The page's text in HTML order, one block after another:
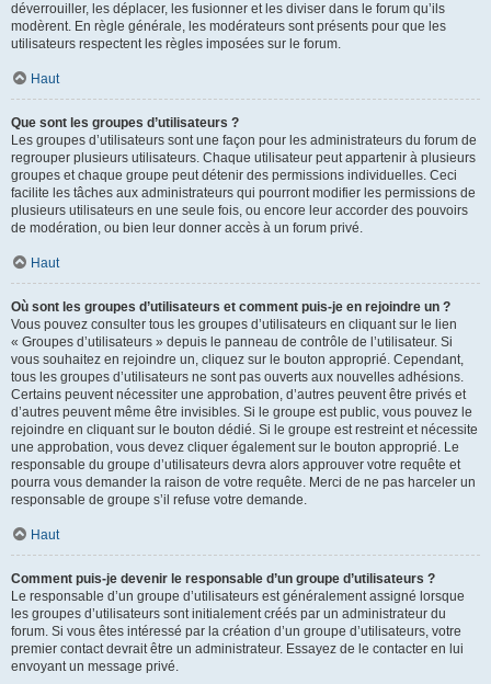
déverrouiller, les déplacer, les fusionner et les diviser dans le forum qu’ils
modèrent. En règle générale, les modérateurs sont présents pour que les
utilisateurs respectent les règles imposées sur le forum.
Haut
Que sont les groupes d’utilisateurs ?
Les groupes d’utilisateurs sont une façon pour les administrateurs du forum de
regrouper plusieurs utilisateurs. Chaque utilisateur peut appartenir à plusieurs
groupes et chaque groupe peut détenir des permissions individuelles. Ceci
facilite les tâches aux administrateurs qui pourront modifier les permissions de
plusieurs utilisateurs en une seule fois, ou encore leur accorder des pouvoirs
de modération, ou bien leur donner accès à un forum privé.
Haut
Où sont les groupes d’utilisateurs et comment puis-je en rejoindre un ?
Vous pouvez consulter tous les groupes d’utilisateurs en cliquant sur le lien
« Groupes d’utilisateurs » depuis le panneau de contrôle de l’utilisateur. Si
vous souhaitez en rejoindre un, cliquez sur le bouton approprié. Cependant,
tous les groupes d’utilisateurs ne sont pas ouverts aux nouvelles adhésions.
Certains peuvent nécessiter une approbation, d’autres peuvent être privés et
d’autres peuvent même être invisibles. Si le groupe est public, vous pouvez le
rejoindre en cliquant sur le bouton dédié. Si le groupe est restreint et nécessite
une approbation, vous devez cliquer également sur le bouton approprié. Le
responsable du groupe d’utilisateurs devra alors approuver votre requête et
pourra vous demander la raison de votre requête. Merci de ne pas harceler un
responsable de groupe s’il refuse votre demande.
Haut
Comment puis-je devenir le responsable d’un groupe d’utilisateurs ?
Le responsable d’un groupe d’utilisateurs est généralement assigné lorsque
les groupes d’utilisateurs sont initialement créés par un administrateur du
forum. Si vous êtes intéressé par la création d’un groupe d’utilisateurs, votre
premier contact devrait être un administrateur. Essayez de le contacter en lui
envoyant un message privé.